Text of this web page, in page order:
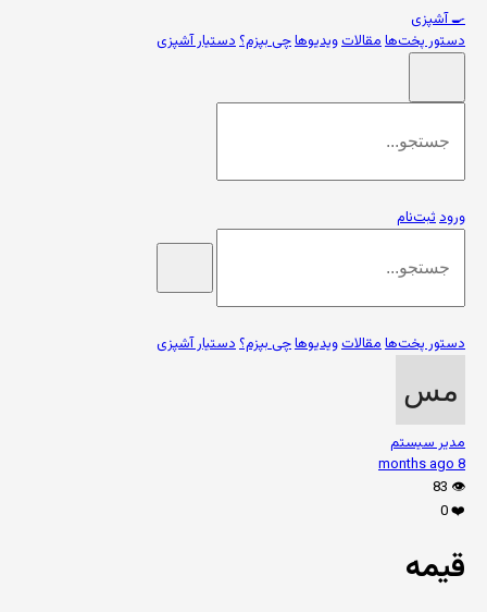
🍳آشپزی
دستور پخت‌هامقالاتویدیوهاچی بپزم؟دستیار آشپزی
ورودثبت‌نام
دستور پخت‌هامقالاتویدیوهاچی بپزم؟دستیار آشپزی
مدیر سیستم
8 months ago
👁️
83
❤️
0
قیمه